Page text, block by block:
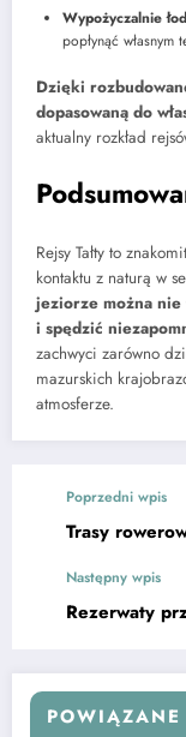
Wypożyczalnie
popłynąć własnym
Dzięki
dopasowaną do
aktualny rozkład
Rejsy Tałty to
kontaktu z naturą w
jeziorze można
i spędzić
zachwyci zarówno
mazurskich
atmosferze.
Poprzedni wpis
Trasy
Następny wpis
Rezerwaty
POWIĄZANE